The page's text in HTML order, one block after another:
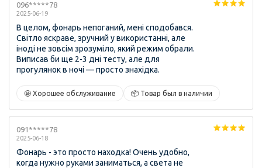
096*****78
2025-06-19
В целом, фонарь непоганий, мені сподобався.
Світло яскраве, зручний у використанні, але
іноді не зовсім зрозуміло, який режим обрали.
Виписав би ще 2-3 дні тесту, але для
прогулянок в ночі — просто знахідка.
🤩 Хорошее обслуживание 📦 Товар был в наличии
091*****78
2025-06-18
Фонарь - это просто находка! Очень удобно,
когда нужно руками заниматься, а света не